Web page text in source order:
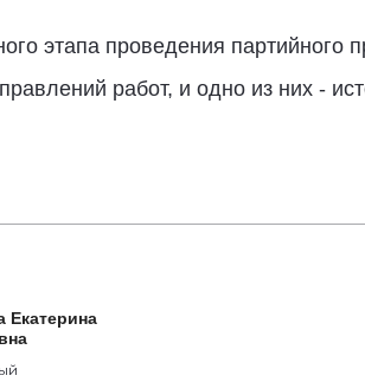
этапа проведения партийного
работ, и одно из них -
Екатерина